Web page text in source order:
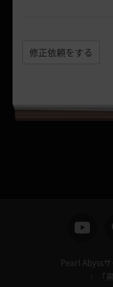
修正依頼をする
Pearl Abyss